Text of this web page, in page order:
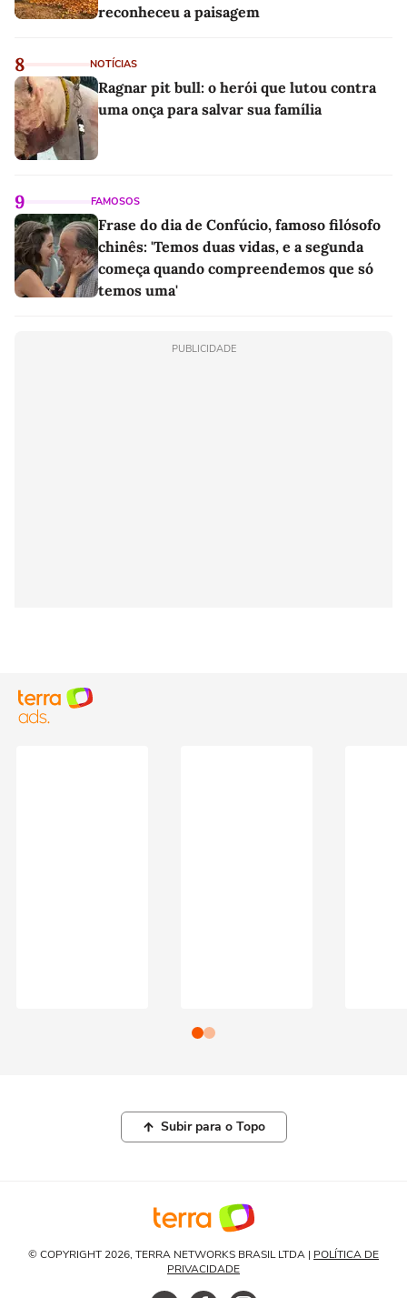
reconheceu a paisagem
8 NOTÍCIAS
Ragnar pit bull: o herói que lutou contra
uma onça para salvar sua família
9 FAMOSOS
Frase do dia de Confúcio, famoso filósofo
chinês: 'Temos duas vidas, e a segunda
começa quando compreendemos que só
temos uma'
PUBLICIDADE
Subir para o Topo
© COPYRIGHT 2026, TERRA NETWORKS BRASIL LTDA | POLÍTICA DE
PRIVACIDADE